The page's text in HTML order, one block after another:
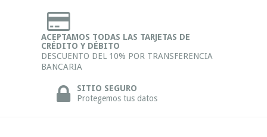
ACEPTAMOS TODAS LAS TARJETAS DE
CRÉDITO Y DÉBITO
DESCUENTO DEL 10% POR TRANSFERENCIA
BANCARIA
SITIO SEGURO
Protegemos tus datos